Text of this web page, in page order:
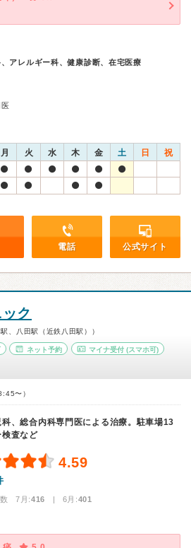
アレルギー科、健康診断、在宅医療
月 火 水 木 金 土 日 祝
電話 公式サイト
ク
、八田駅（近鉄八田駅））
ネット予約 マイナ受付 (スマホ可)
〜）
、総合内科専門医による治療。駐車場13
検査など
4.59
数 7月:416 | 6月:401